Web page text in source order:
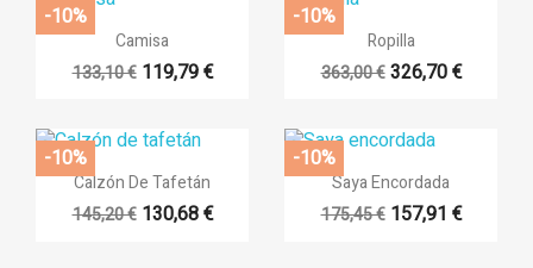
 Vista rápida
Camisa
133,10 € 119,79 €
-10%

Vista rápida
Ropilla
363,00 € 326,70 €
-10%
 Vista rápida
Calzón De Tafetán
145,20 € 130,68 €
-10%
 Vista rápida
Saya Encordada
175,45 € 157,91 €
-10%